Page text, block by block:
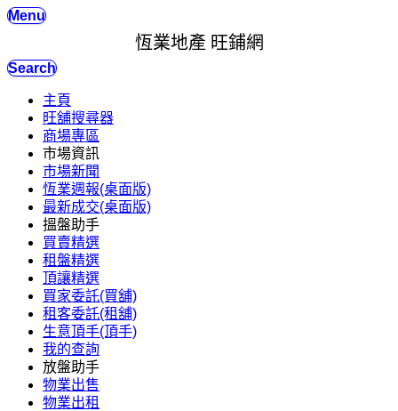
Menu
恆業地產 旺鋪網
Search
主頁
旺舖搜尋器
商場專區
市場資訊
市場新聞
恆業週報(桌面版)
最新成交(桌面版)
搵盤助手
買賣精選
租盤精選
頂讓精選
買家委託(買舖)
租客委託(租舖)
生意頂手(頂手)
我的查詢
放盤助手
物業出售
物業出租